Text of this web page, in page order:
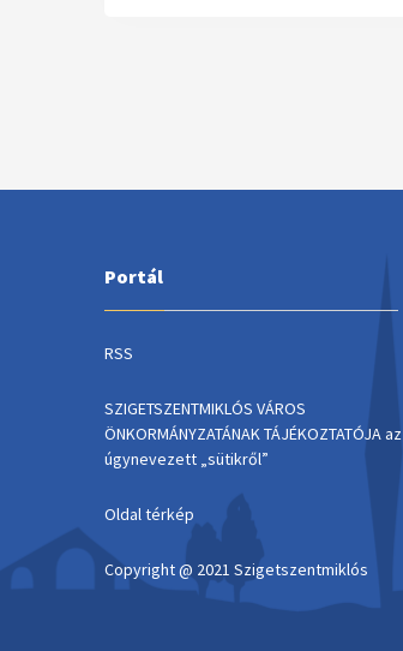
Portál
RSS
SZIGETSZENTMIKLÓS VÁROS
ÖNKORMÁNYZATÁNAK TÁJÉKOZTATÓJA az
úgynevezett „sütikről”
Oldal térkép
Copyright @ 2021 Szigetszentmiklós